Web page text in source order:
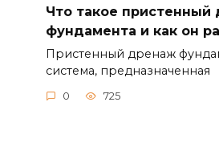
Пристенный дренаж
система, предназначенная